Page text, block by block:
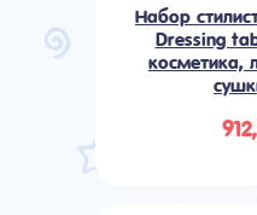
Набор
Dressing
косметика,